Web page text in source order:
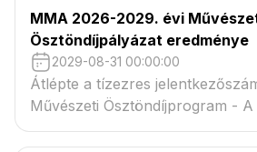
MMA 2026-2029. évi
Ösztöndíjpályázat eredménye
2029-08-31 00:00:00
Átlépte a tízezres
Művészeti Ösztöndíjprogram -
tartaléklistás pályázók névsora